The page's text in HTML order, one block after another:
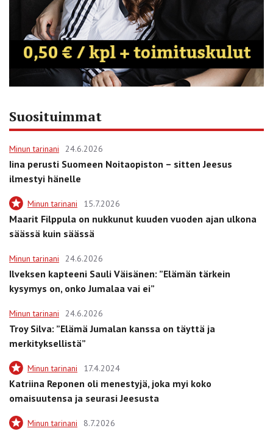
Suosituimmat
Minun tarinani 24.6.2026
Iina perusti Suomeen Noitaopiston – sitten Jeesus
ilmestyi hänelle
Minun tarinani 15.7.2026
Maarit Filppula on nukkunut kuuden vuoden ajan ulkona
säässä kuin säässä
Minun tarinani 24.6.2026
Ilveksen kapteeni Sauli Väisänen: ”Elämän tärkein
kysymys on, onko Jumalaa vai ei”
Minun tarinani 24.6.2026
Troy Silva: ”Elämä Jumalan kanssa on täyttä ja
merkityksellistä”
Minun tarinani 17.4.2024
Katriina Reponen oli menestyjä, joka myi koko
omaisuutensa ja seurasi Jeesusta
Minun tarinani 8.7.2026